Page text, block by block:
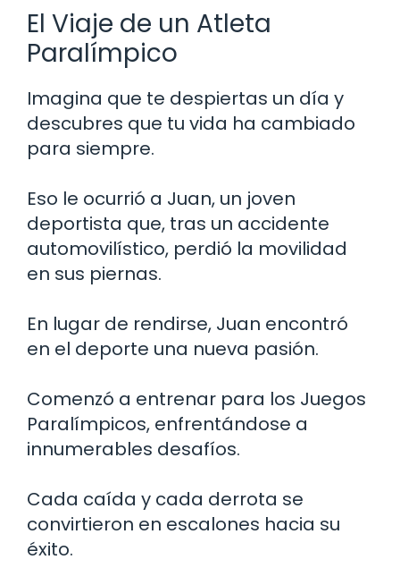
El Viaje de un Atleta
Paralímpico
Imagina que te despiertas un día y
descubres que tu vida ha cambiado
para siempre.
Eso le ocurrió a Juan, un joven
deportista que, tras un accidente
automovilístico, perdió la movilidad
en sus piernas.
En lugar de rendirse, Juan encontró
en el deporte una nueva pasión.
Comenzó a entrenar para los Juegos
Paralímpicos, enfrentándose a
innumerables desafíos.
Cada caída y cada derrota se
convirtieron en escalones hacia su
éxito.